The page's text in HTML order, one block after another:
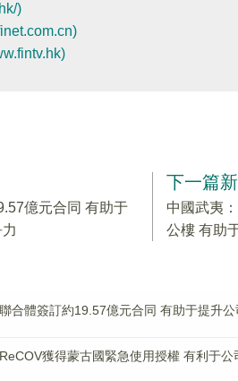
)
億元合同 有助于
下一篇
中國武夷
公樓 有助
合體簽訂約19.57億元合同 有助于提升
獲得蒙古國緊急使用授權 有利于公